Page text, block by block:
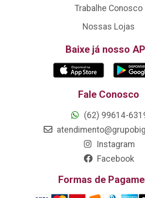
Trabalhe Conosco
Nossas Lojas
Baixe já nosso
Fale Conosco
(62) 99614-
Instagram
Facebook
Formas de